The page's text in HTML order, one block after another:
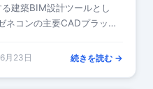
建築BIM設計ツールとし
ネコンの主要CADプラット
月23日 続きを読む →